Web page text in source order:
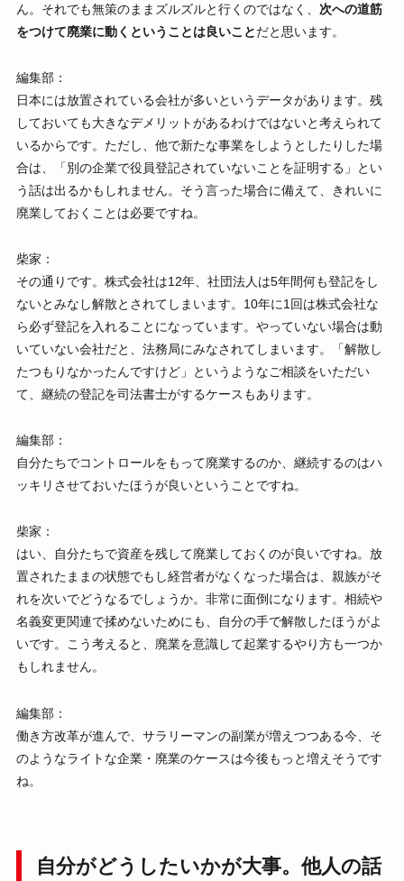
ん。それでも無策のままズルズルと行くのではなく、 次への道筋
をつけて廃業に動くということは良いことだと思います。
編集部：
日本には放置されている会社が多いというデータがあります。残
しておいても大きなデメリットがあるわけではないと考えられて
いるからです。ただし、他で新たな事業をしようとしたりした場
合は、「別の企業で役員登記されていないことを証明する」とい
う話は出るかもしれません。そう言った場合に備えて、きれいに
廃業しておくことは必要ですね。
柴家：
その通りです。株式会社は12年、社団法人は5年間何も登記をし
ないとみなし解散とされてしまいます。10年に1回は株式会社な
ら必ず登記を入れることになっています。やっていない場合は動
いていない会社だと、法務局にみなされてしまいます。「解散し
たつもりなかったんですけど」というようなご相談をいただい
て、継続の登記を司法書士がするケースもあります。
編集部：
自分たちでコントロールをもって廃業するのか、継続するのはハ
ッキリさせておいたほうが良いということですね。
柴家：
はい、自分たちで資産を残して廃業しておくのが良いですね。放
置されたままの状態でもし経営者がなくなった場合は、親族がそ
れを次いでどうなるでしょうか。非常に面倒になります。相続や
名義変更関連で揉めないためにも、自分の手で解散したほうがよ
いです。こう考えると、廃業を意識して起業するやり方も一つか
もしれません。
編集部：
働き方改革が進んで、サラリーマンの副業が増えつつある今、そ
のようなライトな企業・廃業のケースは今後もっと増えそうです
ね。
自分がどうしたいかが大事。他人の話